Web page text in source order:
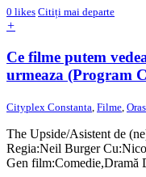
0 likes Citiți mai departe
+
Ce filme putem
urmeaza (Program
Cityplex Constanta Filme Oras
The Upside/Asistent de
Regia:Neil Burger
Gen film:Comedie,Dramă